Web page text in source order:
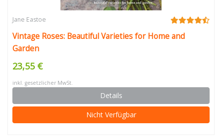
Jane Eastoe
Vintage Roses: Beautiful Varieties for Home and
Garden
23,55 €
inkl. gesetzlicher MwSt.
Details
Nicht Verfügbar